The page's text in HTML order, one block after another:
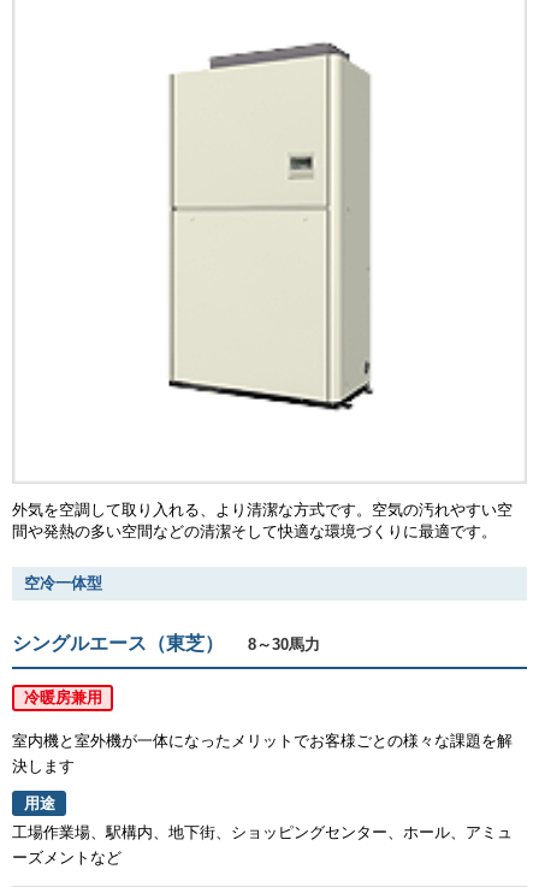
外気を空調して取り入れる、より清潔な方式です。空気の汚れやすい空
間や発熱の多い空間などの清潔そして快適な環境づくりに最適です。
空冷一体型
シングルエース（東芝） 8～30馬力
冷暖房兼用
室内機と室外機が一体になったメリットでお客様ごとの様々な課題を解
決します
用途
工場作業場、駅構内、地下街、ショッピングセンター、ホール、アミュ
ーズメントなど